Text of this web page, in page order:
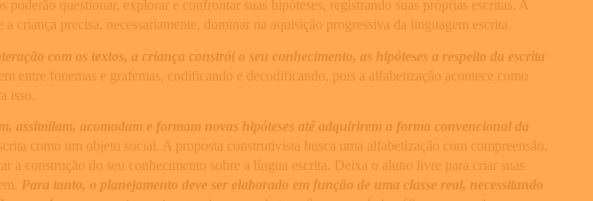
questionar, explorar e confrontar suas hipóteses, registrando suas próprias escritas. A
precisa, necessariamente, dominar na aquisição progressiva da linguagem escrita.
com os textos, a criança constrói o seu conhecimento, as hipóteses a respeito da escrita
entre fonemas e grafemas, codificando e decodificando, pois a alfabetização acontece como
isso.
assimilam, acomodam e formam novas hipóteses até adquirirem a forma convencional da
como um objeto social. A proposta construtivista busca uma alfabetização com compreensão,
a construção do seu conhecimento sobre a língua escrita. Deixa o aluno livre para criar suas
Para tanto, o planejamento deve ser elaborado em função de uma classe real, necessitando